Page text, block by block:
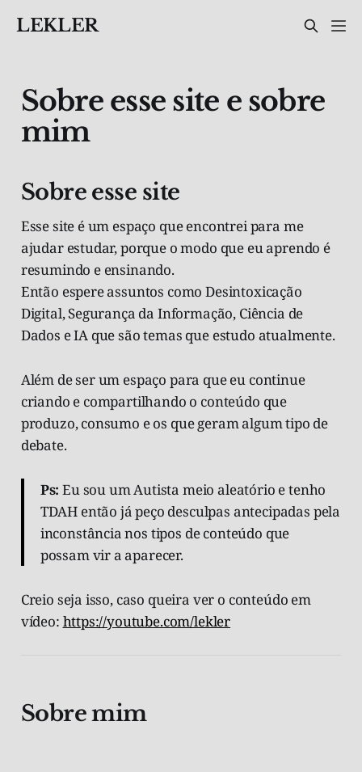
LEKLER
Sobre esse site e sobre
mim
Sobre esse site
Esse site é um espaço que encontrei para me
ajudar estudar, porque o modo que eu aprendo é
resumindo e ensinando.
Então espere assuntos como Desintoxicação
Digital, Segurança da Informação, Ciência de
Dados e IA que são temas que estudo atualmente.
Além de ser um espaço para que eu continue
criando e compartilhando o conteúdo que
produzo, consumo e os que geram algum tipo de
debate.
Ps:Eu sou um Autista meio aleatório e tenho
TDAH então já peço desculpas antecipadas pela
inconstância nos tipos de conteúdo que
possam vir a aparecer.
Creio seja isso, caso queira ver o conteúdo em
vídeo: https://youtube.com/lekler
Sobre mim